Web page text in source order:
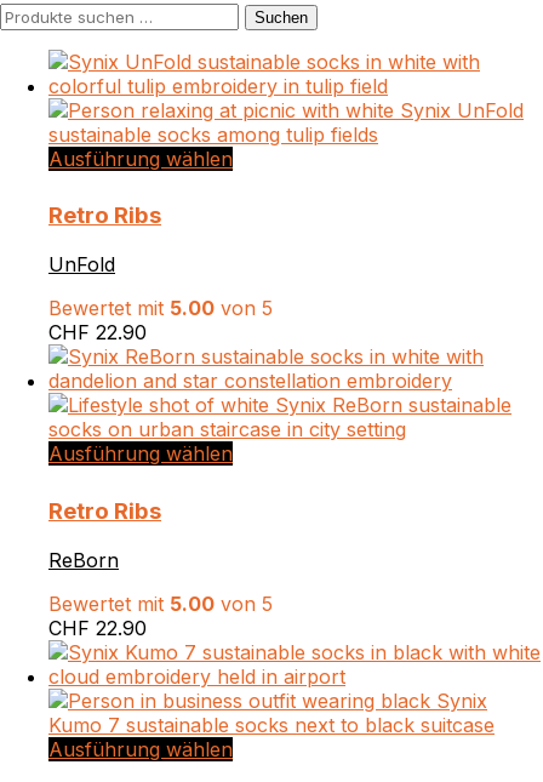
Suchen
nach:
Suchen
Ausführung wählenDieses
Die
können
auf
der
Produktseite
gewählt
werden
Retro Ribs
UnFold
Bewertet mit 5.00 von 5
CHF 22.90
Ausführung wählenDieses
Die
können
auf
der
Produktseite
gewählt
werden
Retro Ribs
ReBorn
Bewertet mit 5.00 von 5
CHF 22.90
Ausführung wählenDieses